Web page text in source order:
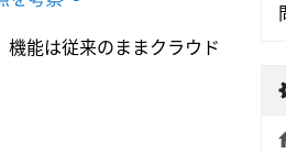
能は従来のままクラウド